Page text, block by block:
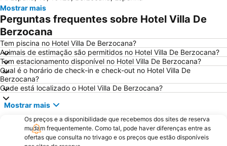
Mostrar mais
Perguntas frequentes sobre Hotel Villa De
Berzocana
Tem piscina no Hotel Villa De Berzocana?
Animais de estimação são permitidos no Hotel Villa De Berzocana?
Tem estacionamento disponível no Hotel Villa De Berzocana?
Qual é o horário de check-in e check-out no Hotel Villa De
Berzocana?
Onde está localizado o Hotel Villa De Berzocana?
Mostrar mais
Os preços e a disponibilidade que recebemos dos sites de reserva
mudam frequentemente. Como tal, pode haver diferenças entre as
ofertas que consulta no trivago e os preços que estão disponíveis